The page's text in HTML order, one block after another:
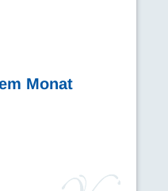
Monat